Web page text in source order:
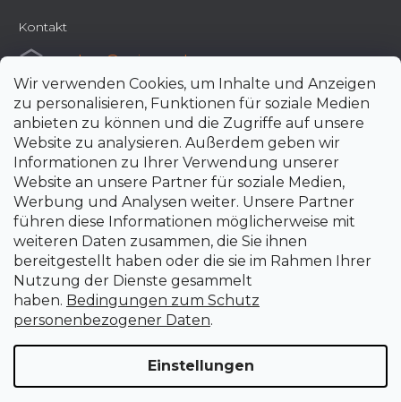
Wir verwenden Cookies, um Inhalte und Anzeigen
zu personalisieren, Funktionen für soziale Medien
anbieten zu können und die Zugriffe auf unsere
Website zu analysieren. Außerdem geben wir
Informationen zu Ihrer Verwendung unserer
Website an unsere Partner für soziale Medien,
Werbung und Analysen weiter. Unsere Partner
führen diese Informationen möglicherweise mit
weiteren Daten zusammen, die Sie ihnen
bereitgestellt haben oder die sie im Rahmen Ihrer
Nutzung der Dienste gesammelt
haben. Bedingungen zum Schutz
personenbezogener Daten.
Einstellungen
Kontakt
e-shop@uni-max.de
+420 266 190 190
Erstellt von Shoptet Premium